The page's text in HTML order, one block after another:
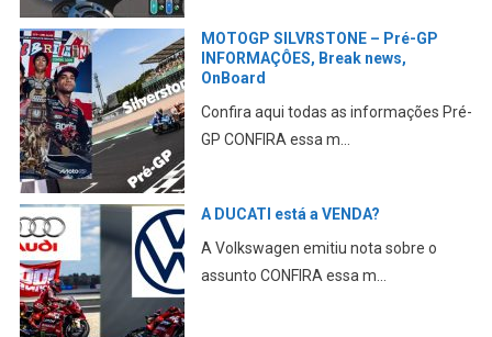
MOTOGP SILVRSTONE – Pré-GP
INFORMAÇÔES, Break news,
OnBoard
Confira aqui todas as informações Pré-
GP CONFIRA essa m...
A DUCATI está a VENDA?
A Volkswagen emitiu nota sobre o
assunto CONFIRA essa m...